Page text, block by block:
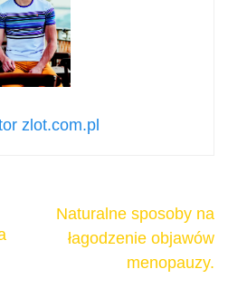
zlot.com.pl
Naturalne sposoby na
łagodzenie objawów
menopauzy.